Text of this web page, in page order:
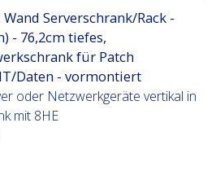
Serverschrank/Rack -
- 76,2cm tiefes,
für Patch
Daten - vormontiert
oder Netzwerkgeräte vertikal in
mit 8HE